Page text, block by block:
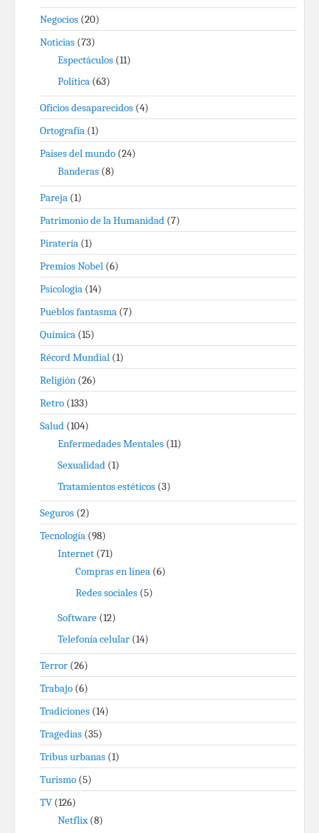
Negocios (20)
Noticias (73)
Espectáculos (11)
Política (63)
Oficios desaparecidos (4)
Ortografía (1)
Países del mundo (24)
Banderas (8)
Pareja (1)
Patrimonio de la Humanidad (7)
Piratería (1)
Premios Nobel (6)
Psicología (14)
Pueblos fantasma (7)
Química (15)
Récord Mundial (1)
Religión (26)
Retro (133)
Salud (104)
Enfermedades Mentales (11)
Sexualidad (1)
Tratamientos estéticos (3)
Seguros (2)
Tecnología (98)
Internet (71)
Compras en línea (6)
Redes sociales (5)
Software (12)
Telefonía celular (14)
Terror (26)
Trabajo (6)
Tradiciones (14)
Tragedias (35)
Tribus urbanas (1)
Turismo (5)
TV (126)
Netflix(8)